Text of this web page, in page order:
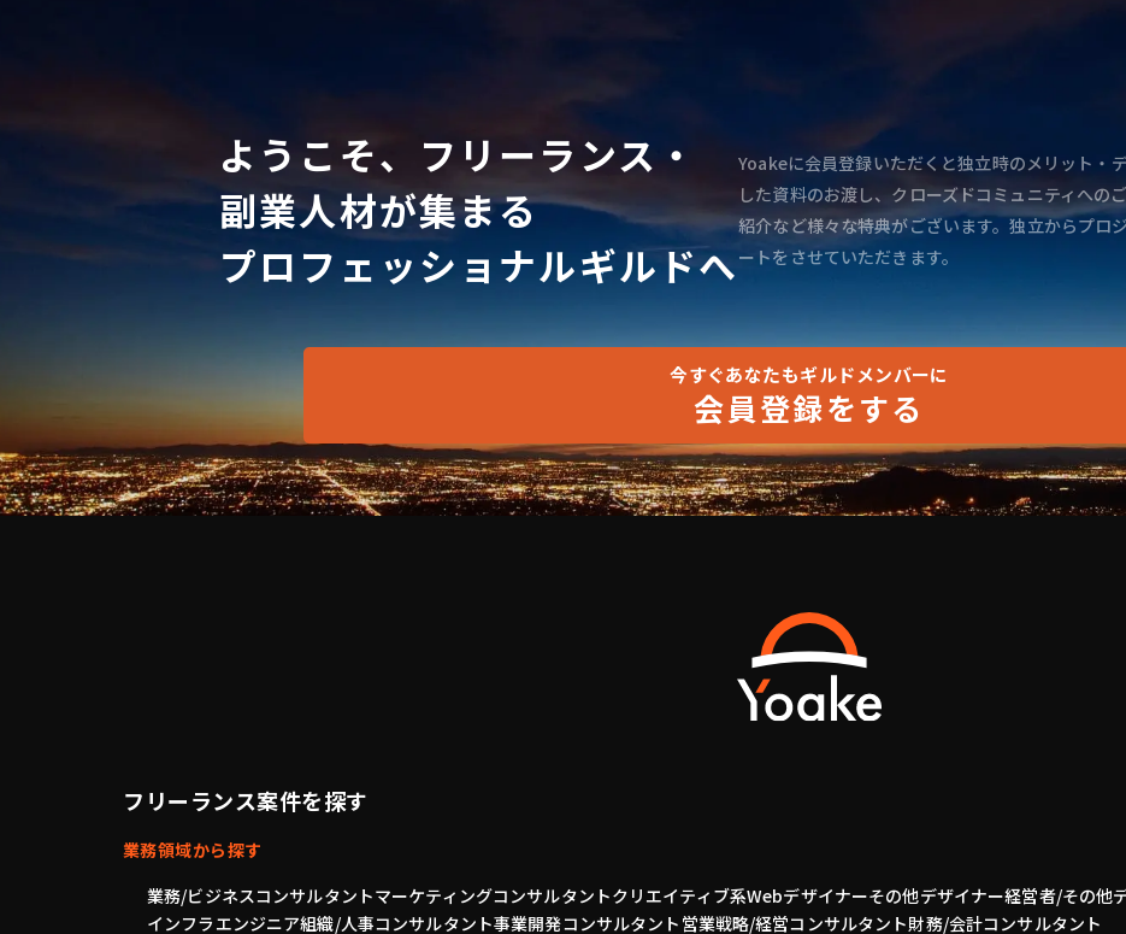
ようこそ、フリーランス・
副業人材が集まる
プロフェッショナルギルドへ
Yoakeに会員登録いただくと独立時のメリット・
した資料のお渡し、クローズドコミュニティへの
紹介など様々な特典がございます。独立からプロ
ートをさせていただきます。
今すぐあなたもギルドメンバーに
会員登録をする
フリーランス案件を探す
業務領域から探す
業務/ビジネスコンサルタントマーケティングコンサルタントクリエイティブ系Webデザイナーその他デザイナー経営者/その他
インフラエンジニア組織/人事コンサルタント事業開発コンサルタント 営業戦略/経営コンサルタント財務/会計コンサルタント